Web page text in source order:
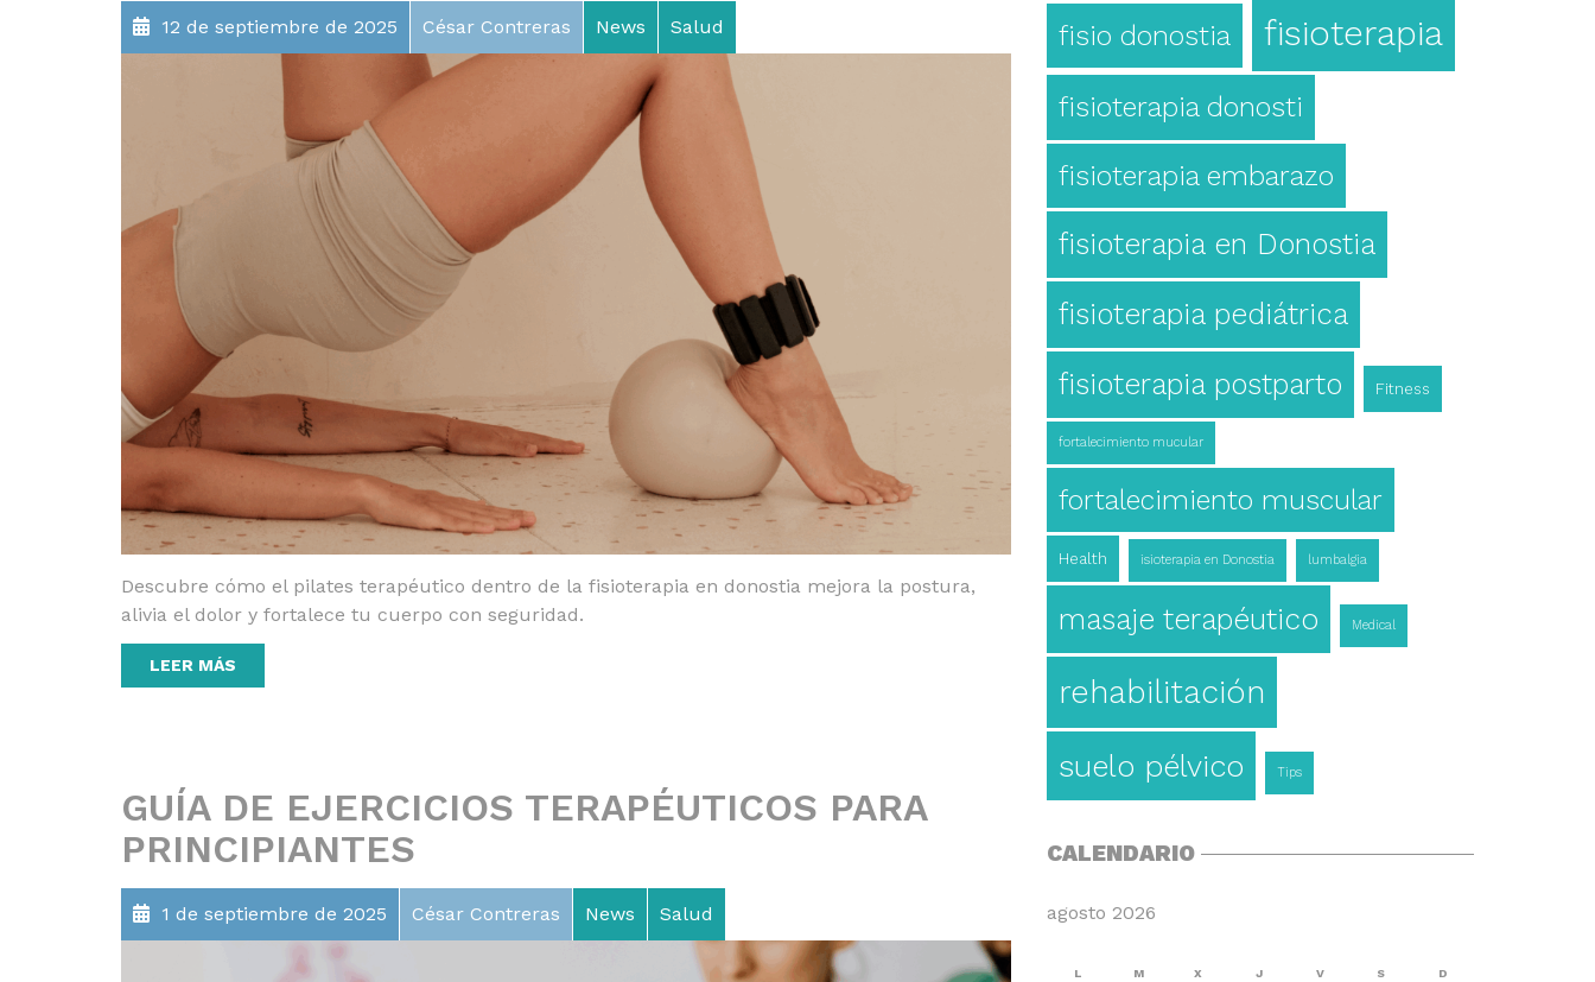
12 de septiembre de 2025 César Contreras News Salud
Descubre cómo el pilates terapéutico dentro de la fisioterapia en donostia mejora la postura,
alivia el dolor y fortalece tu cuerpo con seguridad.
LEER MÁS
GUÍA DE EJERCICIOS TERAPÉUTICOS PARA
PRINCIPIANTES
1 de septiembre de 2025 César Contreras News Salud
fisio donostia fisioterapia
fisioterapia donosti
fisioterapia embarazo
fisioterapia en Donostia
fisioterapia pediátrica
fisioterapia postparto Fitness
fortalecimiento mucular
fortalecimiento muscular
Health isioterapia en Donostia lumbalgia
masaje terapéutico Medical
rehabilitación
suelo pélvico Tips
CALENDARIO
agosto 2026
L M X J V S D